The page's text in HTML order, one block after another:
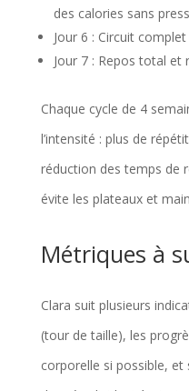
des calories sans
Jour 6 : Circuit
Jour 7 : Repos total et
Chaque cycle de 4
l’intensité : plus de
réduction des temps de
évite les plateaux et
Métriques à
Clara suit plusieurs
(tour de taille), les
corporelle si possible, et